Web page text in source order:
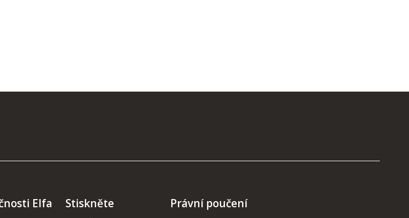
Elfa Stiskněte Právní poučení